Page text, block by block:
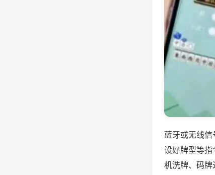
蓝牙或无线
设好牌型等
机洗牌、码牌